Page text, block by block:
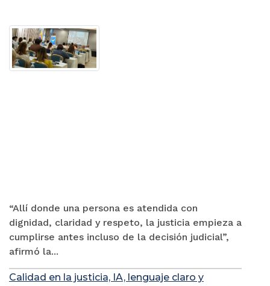
“Allí donde una persona es atendida con
dignidad, claridad y respeto, la justicia empieza a
cumplirse antes incluso de la decisión judicial”,
afirmó la...
Calidad en la justicia, IA, lenguaje claro y